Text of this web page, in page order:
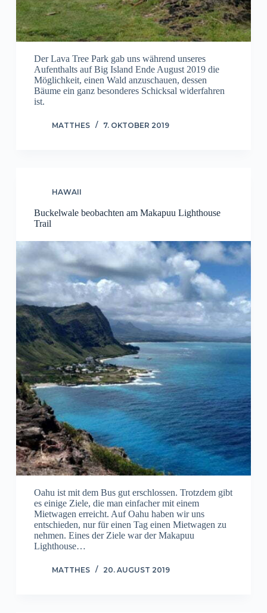
Der Lava Tree Park gab uns während unseres
Aufenthalts auf Big Island Ende August 2019 die
Möglichkeit, einen Wald anzuschauen, dessen
Bäume ein ganz besonderes Schicksal widerfahren
ist.
MATTHES 7. OKTOBER 2019
HAWAII
Buckelwale beobachten am Makapuu Lighthouse
Trail
Oahu ist mit dem Bus gut erschlossen. Trotzdem gibt
es einige Ziele, die man einfacher mit einem
Mietwagen erreicht. Auf Oahu haben wir uns
entschieden, nur für einen Tag einen Mietwagen zu
nehmen. Eines der Ziele war der Makapuu
Lighthouse…
MATTHES 20. AUGUST 2019